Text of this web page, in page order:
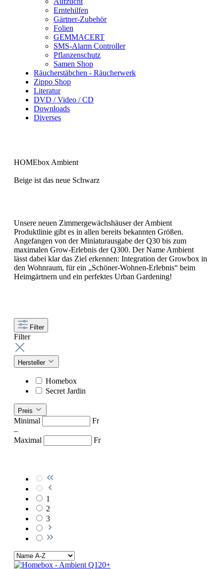
Erntehilfen
Gärtner-Zubehör
Folien
GEMMACERT
SMS-Alarm Controller
Pflanzenschutz
Samen Shop
Räucherstäbchen - Räucherwerk
Zippo Shop
Literatur
DVD / Video / CD
Downloads
Diverses
HOMEbox Ambient
Beige ist das neue Schwarz
Unsere neuen Zimmergewächshäuser der Ambient
Produktlinie gibt es in allen bereits bekannten Größen.
Angefangen von der Miniaturausgabe der Q30 bis zum
maximalen Grow-Erlebnis der Q300. Der Name Ambient
lässt dabei klar das Ziel erkennen: Integration der Growbox in
den Wohnraum, für ein „Schöner-Wohnen-Erlebnis“ beim
Heimgärtnern und ein perfektes Urban Gardening!
Filter
Filter
Hersteller
Homebox
Secret Jardin
Preis
Minimal
Fr
–
Maximal
Fr
1
2
3